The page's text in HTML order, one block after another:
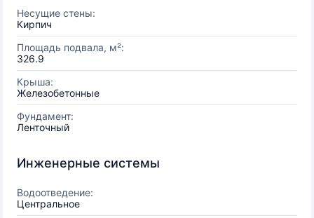
Несущие стены:
Кирпич
Площадь подвала, м²:
326.9
Крыша:
Железобетонные
Фундамент:
Ленточный
Инженерные системы
Водоотведение:
Центральное